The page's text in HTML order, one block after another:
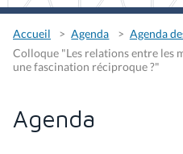
Accueil Agenda
Agenda
Colloque "Les relations entre les
une fascination réciproque ?"
Agenda